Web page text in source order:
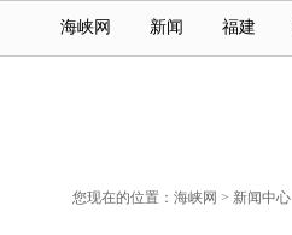
海峡网 新闻 福建
您现在的位置： 海峡网 > 新闻中心